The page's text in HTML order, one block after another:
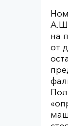
на
от